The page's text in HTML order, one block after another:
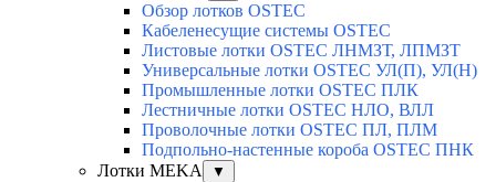
Обзор лотков OSTEC
Кабеленесущие системы OSTEC
Листовые лотки OSTEC ЛНМЗТ, ЛПМЗТ
Универсальные лотки OSTEC УЛ(П), УЛ(Н)
Промышленные лотки OSTEC ПЛК
Лестничные лотки OSTEC НЛО, ВЛЛ
Проволочные лотки OSTEC ПЛ, ПЛМ
Подпольно-настенные короба OSTEC ПНК
Лотки MEKA
▼